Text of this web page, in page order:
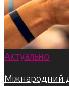
Актуально
Міжнародний